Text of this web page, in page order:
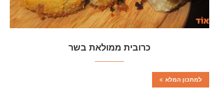
כרובית ממולאת בשר
למתכון המלא